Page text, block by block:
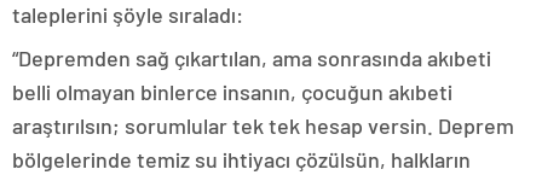
taleplerini şöyle sıraladı:
“Depremden sağ çıkartılan, ama sonrasında akıbeti
belli olmayan binlerce insanın, çocuğun akıbeti
araştırılsın; sorumlular tek tek hesap versin. Deprem
bölgelerinde temiz su ihtiyacı çözülsün, halkların